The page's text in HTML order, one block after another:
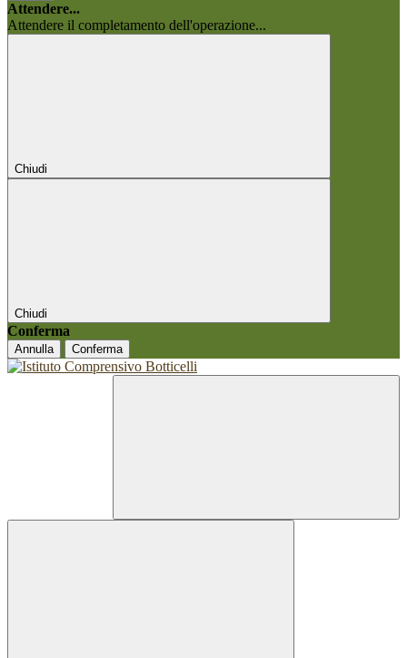
Attendere...
Attendere il completamento dell'operazione...
Chiudi
Chiudi
Conferma
Annulla Conferma